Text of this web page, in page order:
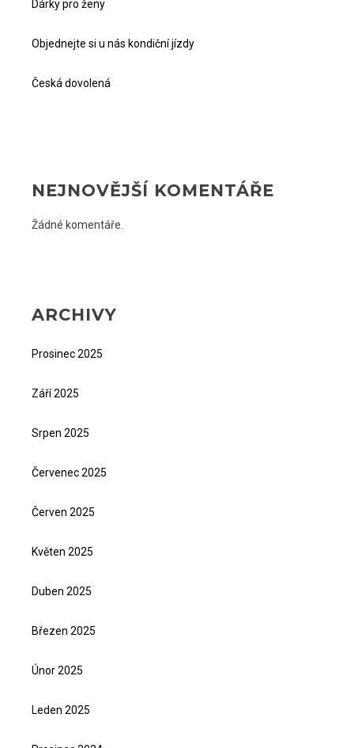
Dárky pro ženy
Objednejte si u nás kondiční jízdy
Česká dovolená
NEJNOVĚJŠÍ KOMENTÁŘE
Žádné komentáře.
ARCHIVY
Prosinec 2025
Září 2025
Srpen 2025
Červenec 2025
Červen 2025
Květen 2025
Duben 2025
Březen 2025
Únor 2025
Leden 2025